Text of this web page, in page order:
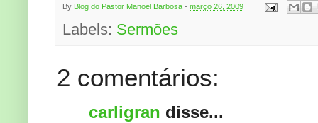
By Blog do Pastor Manoel Barbosa - março 26, 2009
Labels: Sermões
2 comentários:
carligran disse...